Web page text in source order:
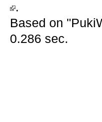
.
Based on
0.286 sec.